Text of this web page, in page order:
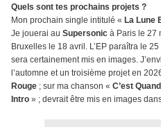
Quels sont tes prochains projets ?
Mon prochain single intitulé « La Lune
Je jouerai au Supersonic à Paris le 27
Bruxelles le 18 avril. L’EP paraîtra le
sera certainement mis en images.
l’automne et un troisième projet en
Rouge ; sur ma chanson « C’est
Intro » ; devrait être mis en images